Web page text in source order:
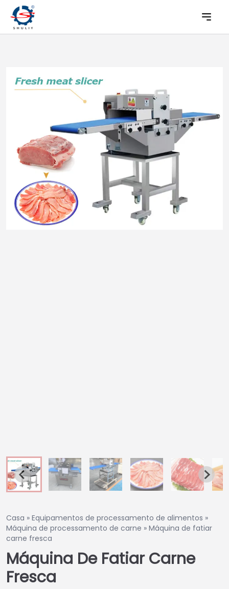
Casa » Equipamentos de processamento de alimentos »
Máquina de processamento de carne » Máquina de fatiar
carne fresca
Máquina De Fatiar Carne
Fresca